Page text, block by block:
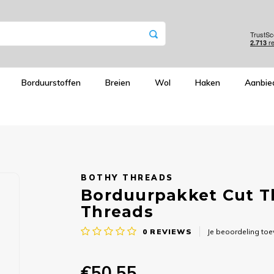
Borduurstoffen Breien Wol Haken
BOTHY THREADS
Borduurpakket Cut
Threads
0 REVIEWS Je beoordeling